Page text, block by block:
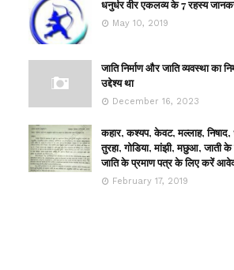
धनुर्धर वीर एकलव्य के 7 रहस्य
May 10, 2019
जाति निर्माण और जाति व्यवस्था का
उद्देश्य था
December 16, 2023
कहार, कश्यप, केवट, मल्लाह, निषाद,
तुरहा, गोडिया, मांझी, मछुआ,
जाति के प्रमाण पत्र के लिए करें
February 17, 2019